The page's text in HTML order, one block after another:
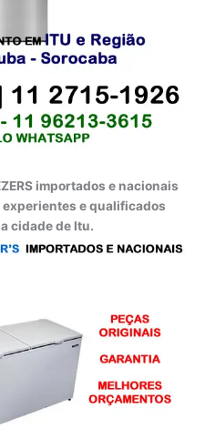
importados e nacionais
e qualificados
cidade de Itu.